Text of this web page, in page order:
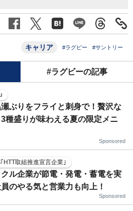
キャリア #ラグビー #サントリー
#ラグビーの記事
ぶりをフライと刺身で！贅沢な
種盛りが味わえる夏の限定メニ
Sponsored
HTT取組推進宣言企業｣
クル企業が節電・発電・蓄電を実
のやる気と営業力も向上！
Sponsored